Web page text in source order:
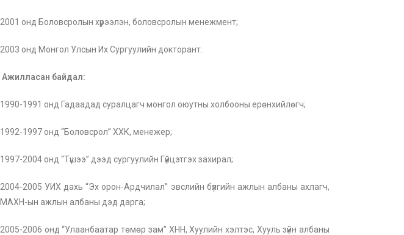
2001 онд Боловсролын хүрээлэн, боловсролын менежмент;
2003 онд Монгол Улсын Их Сургуулийн докторант.
Ажилласан байдал:
1990-1991 онд Гадаадад суралцагч монгол оюутны холбооны ерөнхийлөгч;
1992-1997 онд “Боловсрол” ХХК, менежер;
1997-2004 онд “Түшээ” дээд сургуулийн Гүйцэтгэх захирал;
2004-2005 УИХ дахь “Эх орон-Ардчилал” эвслийн бүлгийн ажлын албаны ахлагч,
МАХН-ын ажлын албаны дэд дарга;
2005-2006 онд “Улаанбаатар төмөр зам” ХНН, Хуулийн хэлтэс, Хууль зүйн албаны